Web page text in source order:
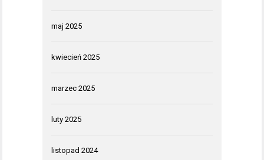
maj 2025
kwiecień 2025
marzec 2025
luty 2025
listopad 2024